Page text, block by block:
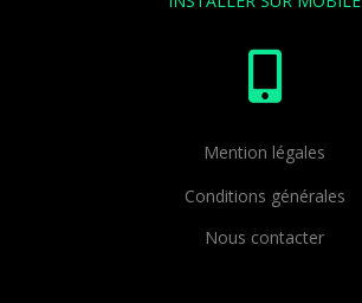

Mention légales
Conditions générales
Nous contacter